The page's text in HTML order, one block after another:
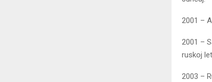
2001 –
2001 –
ruskoj
2003 –